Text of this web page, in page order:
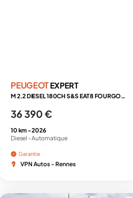
PEUGEOTEXPERT
M 2.2 DIESEL 180CH S&S EAT8 FOURGON 3PL + 3 CAMERAS + MODUWORK + ATTELAGE + HABILLAGE
36 390 €
10 km -2026
Diesel -Automatique
Garantie
VPN Autos - Rennes